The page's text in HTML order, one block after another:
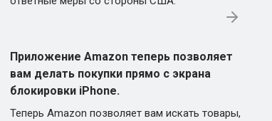
Приложение Amazon теперь позволяет
вам делать покупки прямо с экрана
блокировки iPhone.
Теперь Amazon позволяет вам искать товары,